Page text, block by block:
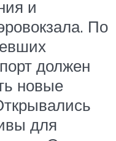
и
По
должен
новые
для